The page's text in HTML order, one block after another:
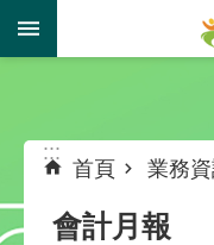
跳到主要內容區塊
:::
首頁 業務
會計月報